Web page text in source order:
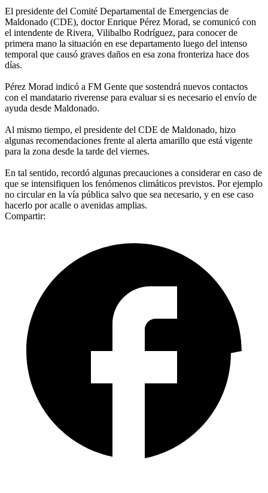
El presidente del Comité Departamental de Emergencias de
Maldonado (CDE), doctor Enrique Pérez Morad, se comunicó con
el intendente de Rivera, Vilibalbo Rodríguez, para conocer de
primera mano la situación en ese departamento luego del intenso
temporal que causó graves daños en esa zona fronteriza hace dos
días.
Pérez Morad indicó a FM Gente que sostendrá nuevos contactos
con el mandatario riverense para evaluar si es necesario el envío de
ayuda desde Maldonado.
Al mismo tiempo, el presidente del CDE de Maldonado, hizo
algunas recomendaciones frente al alerta amarillo que está vigente
para la zona desde la tarde del viernes.
En tal sentido, recordó algunas precauciones a considerar en caso de
que se intensifiquen los fenómenos climáticos previstos. Por ejemplo
no circular en la vía pública salvo que sea necesario, y en ese caso
hacerlo por acalle o avenidas amplias.
Compartir: